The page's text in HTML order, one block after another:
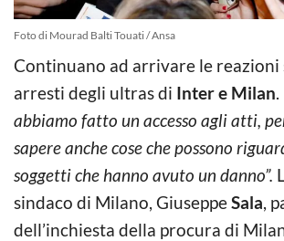
Foto di Mourad Balti Touati / Ansa
Continuano ad arrivare le reazioni
arresti degli ultras di Inter e Milan.
abbiamo fatto un accesso agli atti,
sapere anche cose che possono
soggetti che hanno avuto un danno”.
sindaco di Milano, GiuseppeSala,
dell’inchiesta della procura di